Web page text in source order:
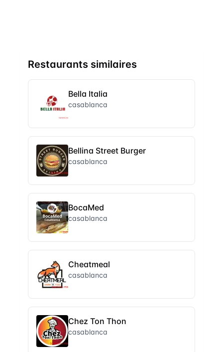
Restaurants similaires
Bella Italia
casablanca
Bellina Street Burger
casablanca
BocaMed
casablanca
Cheatmeal
casablanca
Chez Ton Thon
casablanca